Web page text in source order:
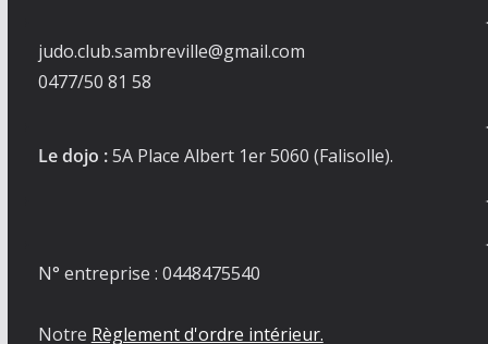
judo.club.sambreville@gmail.com
0477/50 81 58
Le dojo :5A Place Albert 1er 5060 (Falisolle).
N° entreprise : 0448475540
Notre Règlement d'ordre intérieur.